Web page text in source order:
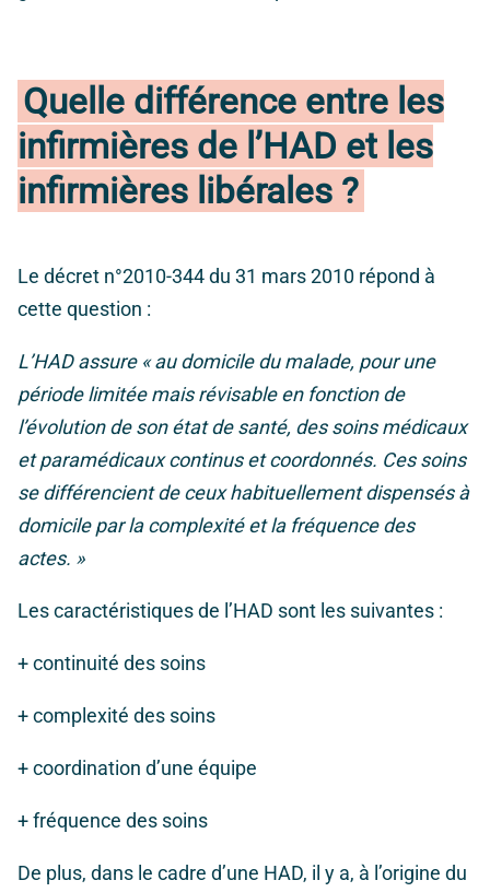
Quelle différence entre les
infirmières de l’HAD et les
infirmières libérales ?
Le décret n°2010-344 du 31 mars 2010 répond à
cette question :
L’HAD assure « au domicile du malade, pour une
période limitée mais révisable en fonction de
l’évolution de son état de santé, des soins médicaux
et paramédicaux continus et coordonnés. Ces soins
se différencient de ceux habituellement dispensés à
domicile par la complexité et la fréquence des
actes. »
Les caractéristiques de l’HAD sont les suivantes :
+ continuité des soins
+ complexité des soins
+ coordination d’une équipe
+ fréquence des soins
De plus, dans le cadre d’une HAD, il y a, à l’origine du